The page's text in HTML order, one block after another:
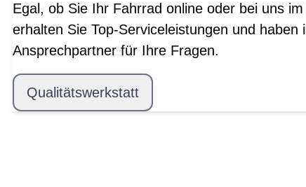
Egal, ob Sie Ihr Fahrrad online oder bei uns
erhalten Sie Top-Serviceleistungen und haben
Ansprechpartner für Ihre Fragen.
Qualitätswerkstatt